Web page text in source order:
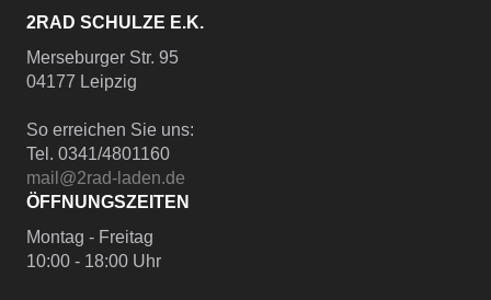
2RAD SCHULZE E.K.
Merseburger Str. 95
04177 Leipzig
So erreichen Sie uns:
Tel. 0341/4801160
mail@2rad-laden.de
ÖFFNUNGSZEITEN
Montag - Freitag
10:00 - 18:00 Uhr